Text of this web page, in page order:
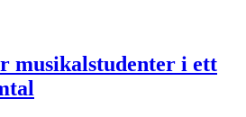
musikalstudenter i ett